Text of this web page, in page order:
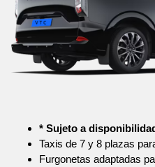
* Sujeto a
Taxis de 7 y 8 plazas
Furgonetas adaptadas